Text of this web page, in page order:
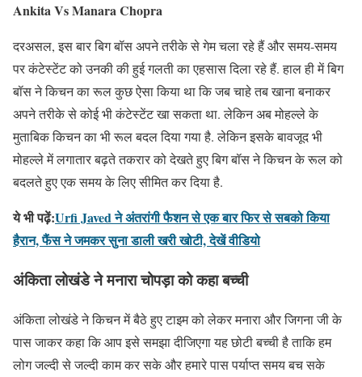
Ankita Vs Manara Chopra
दरअसल, इस बार बिग बॉस अपने तरीके से गेम चला रहे हैं और समय-समय
पर कंटेस्टेंट को उनकी की हुई गलती का एहसास दिला रहे हैं. हाल ही में बिग
बॉस ने किचन का रूल कुछ ऐसा किया था कि जब चाहे तब खाना बनाकर
अपने तरीके से कोई भी कंटेस्टेंट खा सकता था. लेकिन अब मोहल्ले के
मुताबिक किचन का भी रूल बदल दिया गया है. लेकिन इसके बावजूद भी
मोहल्ले में लगातार बढ़ते तकरार को देखते हुए बिग बॉस ने किचन के रूल को
बदलते हुए एक समय के लिए सीमित कर दिया है.
ये भी पढ़ें:Urfi Javed ने अंतरांगी फैशन से एक बार फिर से सबको किया
हैरान, फैंस ने जमकर सुना डाली खरी खोटी, देखें वीडियो
अंकिता लोखंडे ने मनारा चोपड़ा को कहा बच्ची
अंकिता लोखंडे ने किचन में बैठे हुए टाइम को लेकर मनारा और जिगना जी के
पास जाकर कहा कि आप इसे समझा दीजिएगा यह छोटी बच्ची है ताकि हम
लोग जल्दी से जल्दी काम कर सके और हमारे पास पर्याप्त समय बच सके